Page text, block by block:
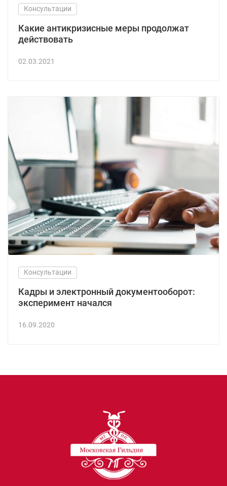
Консультации
Какие антикризисные меры продолжат
действовать
02.03.2021
Консультации
Кадры и электронный документооборот:
эксперимент начался
16.09.2020